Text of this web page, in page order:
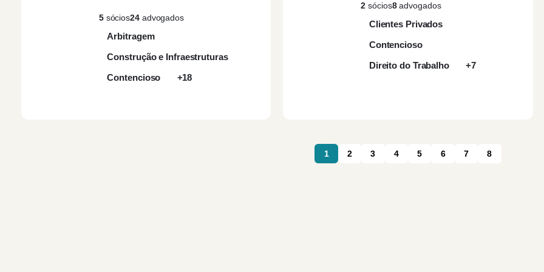
5sócios24advogados
Arbitragem
Construção e Infraestruturas
Contencioso
+18
2 sócios8advogados
Clientes Privados
Contencioso
Direito do Trabalho
+7
1 2 3 4 5 6 7 8